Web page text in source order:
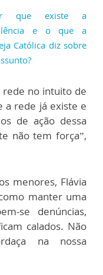
que existe a
e o que a
Católica diz sobre
rede no intuito de
a rede já existe e
de ação dessa
não tem força”,
menores, Flávia
manter uma
se denúncias,
calados. Não
na nossa